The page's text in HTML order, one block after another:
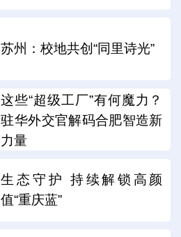
苏州：校地共创“同里诗光”
这些“超级工厂”有何魔力？
驻华外交官解码合肥智造新
力量
生态守护 持续解锁高颜
值“重庆蓝”